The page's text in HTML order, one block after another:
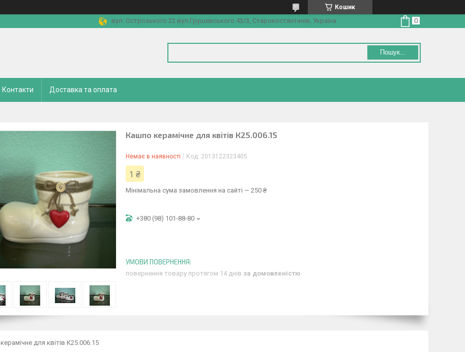
Кошик
вул. Острозького 22 вул.Грушевського 43/3, Старокостянтинів, Україна
Пошук...
Контакти Доставка та оплата
Кашпо керамічне для квітів К25.006.15
Немає в наявності Код: 2013122323405
1 ₴
Мінімальна сума замовлення на сайті — 250 ₴
+380 (98) 101-88-80
повернення товару протягом 14 днів за домовленістю
керамічне для квітів К25.006.15